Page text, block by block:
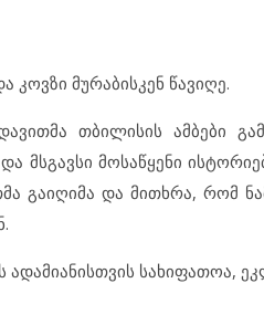
კოვზი მურაბისკენ წავიღე.
თბილისის ამბები
მსგავსი მოსაწყენი
გაიღიმა და მითხრა, რომ
ადამიანისთვის სახიფათოა,